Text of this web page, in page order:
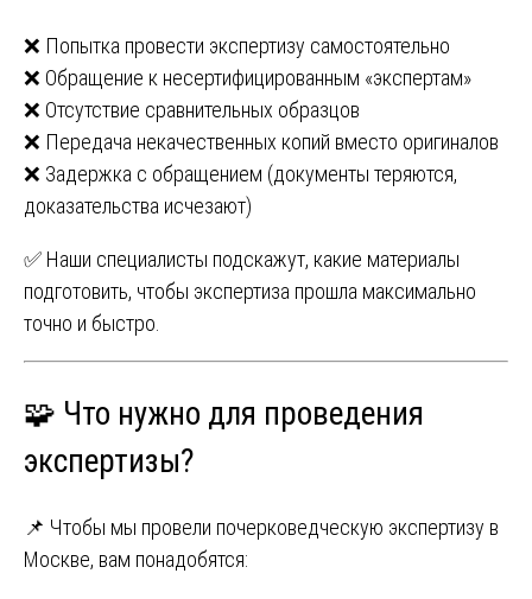
❌ Попытка провести экспертизу самостоятельно
❌ Обращение к несертифицированным «экспертам»
❌ Отсутствие сравнительных образцов
❌ Передача некачественных копий вместо оригиналов
❌ Задержка с обращением (документы теряются,
доказательства исчезают)
✅ Наши специалисты подскажут, какие материалы
подготовить, чтобы экспертиза прошла максимально
точно и быстро.
🧩 Что нужно для проведения
экспертизы?
📌 Чтобы мы провели почерковедческую экспертизу в
Москве, вам понадобятся: